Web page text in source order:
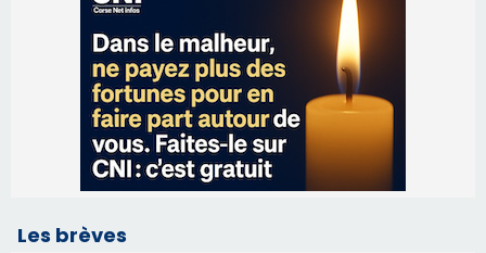
Les brèves